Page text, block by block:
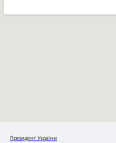
Президент України